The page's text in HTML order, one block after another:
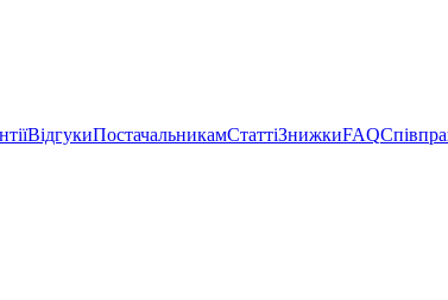
ВідгукиПостачальникамСтаттіЗнижкиFAQ